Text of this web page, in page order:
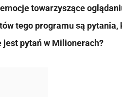
towarzyszące
tego programu są
jest pytań w Milionerach?